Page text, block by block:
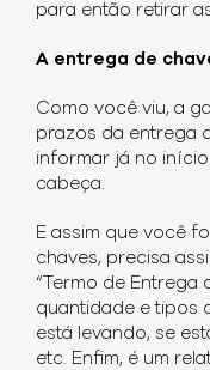
para então retirar
A entrega de
Como você viu, a
prazos da entrega
informar já no
cabeça.
E assim que você
chaves, precisa
“Termo de Entrega
quantidade e tipos
está levando, se
etc. Enfim, é um